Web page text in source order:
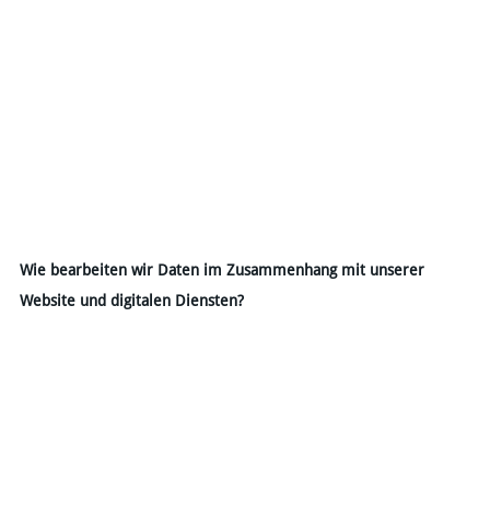
Wie bearbeiten wir Daten im Zusammenhang mit unserer
Website und digitalen Diensten?